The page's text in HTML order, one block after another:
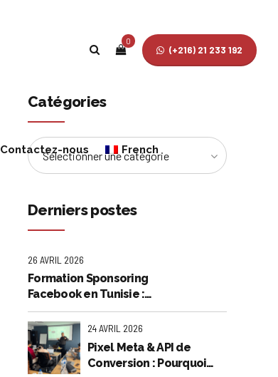
0
(+216) 21 233 192
Contactez-nous French
English
Catégories
Sélectionner une catégorie
Derniers postes
26 AVRIL 2026
Formation Sponsoring
Facebook en Tunisie :
Maîtrisez l'Art de la
Publicité Rentable
24 AVRIL 2026
Pixel Meta & API de
Conversion : Pourquoi